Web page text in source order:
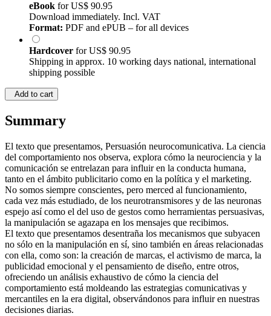
eBook forUS$ 90.95
Download immediately. Incl. VAT
Format: PDF and ePUB – for all devices
Hardcover forUS$ 90.95
Shipping in approx. 10 working days national, international
shipping possible
Add to cart
Summary
El texto que presentamos, Persuasión neurocomunicativa. La ciencia
del comportamiento nos observa, explora cómo la neurociencia y la
comunicación se entrelazan para influir en la conducta humana,
tanto en el ámbito publicitario como en la política y el marketing.
No somos siempre conscientes, pero merced al funcionamiento,
cada vez más estudiado, de los neurotransmisores y de las neuronas
espejo así como el del uso de gestos como herramientas persuasivas,
la manipulación se agazapa en los mensajes que recibimos.
El texto que presentamos desentraña los mecanismos que subyacen
no sólo en la manipulación en sí, sino también en áreas relacionadas
con ella, como son: la creación de marcas, el activismo de marca, la
publicidad emocional y el pensamiento de diseño, entre otros,
ofreciendo un análisis exhaustivo de cómo la ciencia del
comportamiento está moldeando las estrategias comunicativas y
mercantiles en la era digital, observándonos para influir en nuestras
decisiones diarias.